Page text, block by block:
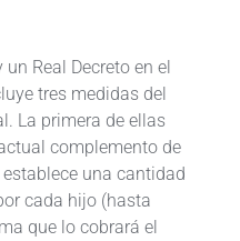
Real Decreto en el
tres medidas del
La primera de ellas
complemento de
una cantidad
cada hijo (hasta
que lo cobrará el